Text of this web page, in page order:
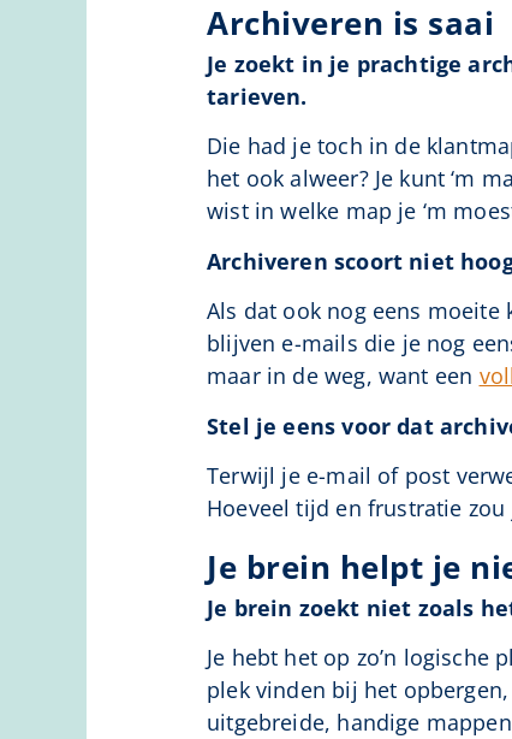
Archiveren is saai
Je zoekt in je prachtige
tarieven.
Die had je toch in de
het ook alweer? Je kunt ‘m
wist in welke map je ‘m
Archiveren scoort niet
Als dat ook nog eens moeite
blijven e-mails die je nog
maar in de weg, want een
Stel je eens voor dat
Terwijl je e-mail of post
Hoeveel tijd en frustratie
Je brein helpt je
Je brein zoekt niet zoals
Je hebt het op zo’n
plek vinden bij het
uitgebreide, handige